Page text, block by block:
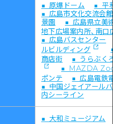
■ 原爆ドーム
■ 平
■ 広島市文化交流会館
景園
■ 広島県立美
地下広場案内所、南口
■ 広島バスセンター
ルビルディング
商店街
■ うらぶく
■ MAZDA
ポンテ
■ 広島電鉄電
■ 中国ジェイアールバ
内シーライン
■ 大和ミュージアム